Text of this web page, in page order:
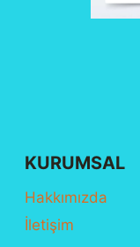
KURUMSAL
Hakkımızda
İletişim